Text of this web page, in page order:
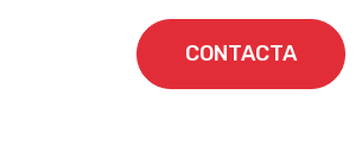
CONTACTA